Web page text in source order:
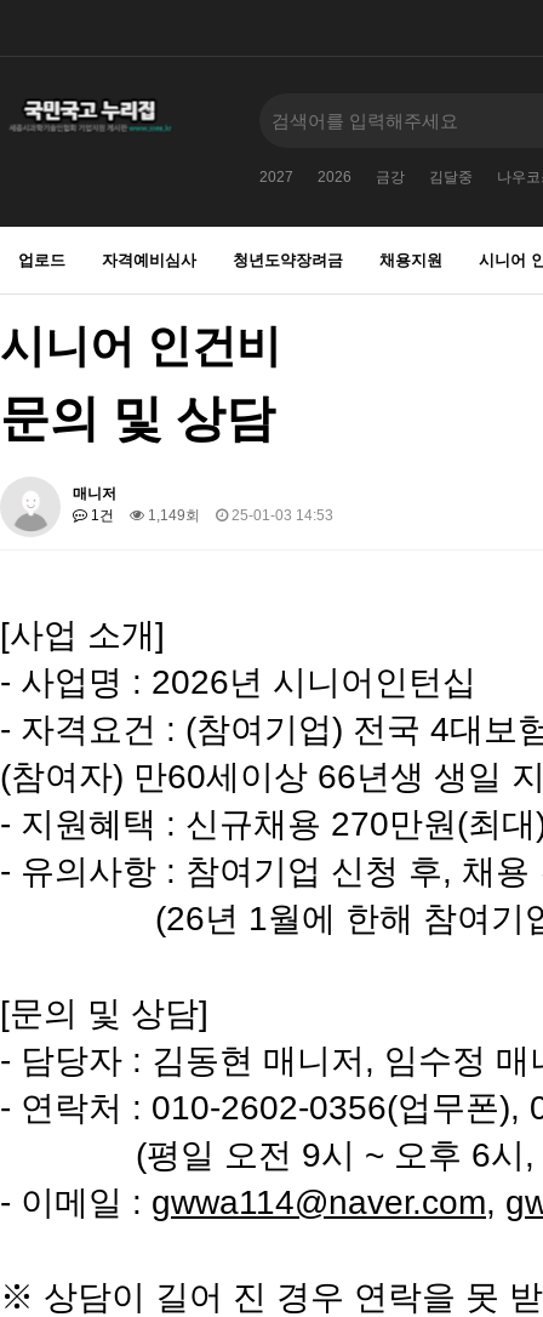
2027 2026 금강 김달중 나우
업로드 자격예비심사 청년도약장려금 채용지원 시니어
시니어 인건비
문의 및 상담
매니저
1건
1,149회 25-01-03 14:53
[사업 소개]
- 사업명 : 2026년 시니어인턴십
- 자격요건 : (참여기업) 전국 4대보
(참여자) 만60세이상 66년생 생일
- 지원혜택 : 신규채용 270만원(최
- 유의사항 : 참여기업 신청 후, 채
(26년 1월에 한해 참여기업
[문의 및 상담]
- 담당자 : 김동현 매니저, 임수정 매
- 연락처 : 010-2602-0356(업무폰),
(평일 오전 9시 ~ 오후 6시, 일
- 이메일 : gwwa114@naver.com,
※ 상담이 길어 진 경우 연락을 못